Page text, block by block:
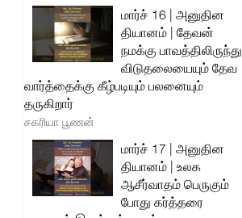
மார்ச் 16 | அனுதின
தியானம் | தேவன்
நமக்கு பாவத்திலிருந்து
விடுதலையையும் தேவ
வார்த்தைக்கு கீழ்படியும் பலனையும்
தருகிறார்
சகரியா பூணன்
மார்ச் 17 | அனுதின
தியானம் | உலக
ஆசீர்வாதம் பெருகும்
போது கர்த்தரை